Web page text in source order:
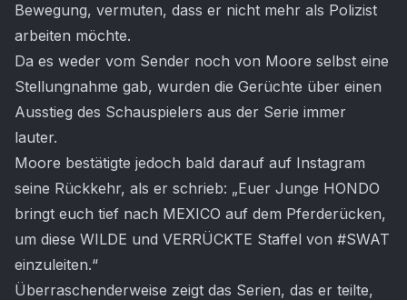
Bewegung, vermuten, dass er nicht mehr als Polizist
arbeiten möchte.
Da es weder vom Sender noch von Moore selbst eine
Stellungnahme gab, wurden die Gerüchte über einen
Ausstieg des Schauspielers aus der Serie immer
lauter.
Moore bestätigte jedoch bald darauf auf Instagram
seine Rückkehr, als er schrieb: „Euer Junge HONDO
bringt euch tief nach MEXICO auf dem Pferderücken,
um diese WILDE und VERRÜCKTE Staffel von #SWAT
einzuleiten.“
Überraschenderweise zeigt das Serien, das er teilte,